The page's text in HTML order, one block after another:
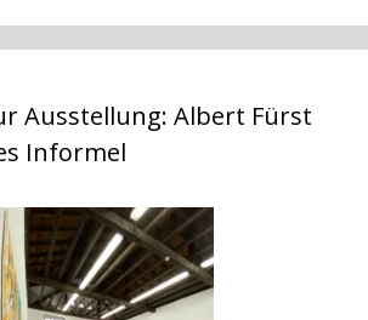
Ausstellung: Albert Fürst
Informel